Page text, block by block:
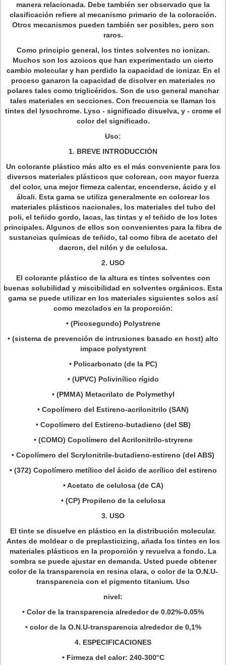
manera relacionada. Debe también ser observado que la
clasificación refiere al mecanismo primario de la coloración.
Otros mecanismos pueden también ser posibles, pero son
raros.
Como principio general, los tintes solventes no ionizan.
Muchos son los azoicos que han experimentado un cierto
cambio molecular y han perdido la capacidad de ionizar. En el
proceso ganaron la capacidad de disolver en materiales no
polares tales como triglicéridos. Son de uso general manchar
tales materiales en secciones. Con frecuencia se llaman los
tintes del lysochrome. Lyso - significado disuelva, y - crome el
color del significado.
Uso:
1. BREVE INTRODUCCIÓN
Un colorante plástico más alto es el más conveniente para los
diversos materiales plásticos que colorean, con mayor fuerza
del color, una mejor firmeza calentar, encenderse, ácido y el
álcali. Esta gama se utiliza generalmente en colorear los
materiales plásticos nacionales, los materiales del tubo del
poli, el teñido gordo, lacas, las tintas y el teñido de los lotes
principales. Algunos de ellos son convenientes para la fibra de
sustancias químicas de teñido, tal como fibra de acetato del
dacron, del nilón y de celulosa.
2. USO
El colorante plástico de la altura es tintes solventes con
buenas solubilidad y miscibilidad en solventes orgánicos. Esta
gama se puede utilizar en los materiales siguientes solos así
como mezclados en la proporción:
• (Picosegundo) Polystrene
• (sistema de prevención de intrusiones basado en host) alto
impace polystyrent
• Policarbonato (de la PC)
• (UPVC) Polivinílico rígido
• (PMMA) Metacrilato de Polymethyl
• Copolímero del Estireno-acrilonitrilo (SAN)
• Copolímero del Estireno-butadieno (del SB)
• (COMO) Copolímero del Acrilonitrilo-stryrene
• Copolímero del Scrylonitrile-butadieno-estireno (del ABS)
• (372) Copolímero metílico del ácido de acrílico del estireno
• Acetato de celulosa (de CA)
• (CP) Propileno de la celulosa
3. USO
El tinte se disuelve en plástico en la distribución molecular.
Antes de moldear o de preplasticizing, añada los tintes en los
materiales plásticos en la proporción y revuelva a fondo. La
sombra se puede ajustar en demanda. Usted puede obtener
color de la transparencia en resina clara, o color de la O.N.U-
transparencia con el pigmento titanium. Uso
nivel:
• Color de la transparencia alrededor de 0.02%-0.05%
• color de la O.N.U-transparencia alrededor de 0,1%
4. ESPECIFICACIONES
• Firmeza del calor: 240-300°C